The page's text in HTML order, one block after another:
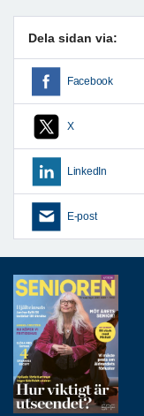
Dela sidan via:
Facebook
X
LinkedIn
E-post